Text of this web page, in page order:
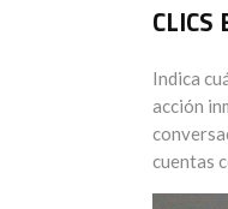
Indica
acción
cuentas